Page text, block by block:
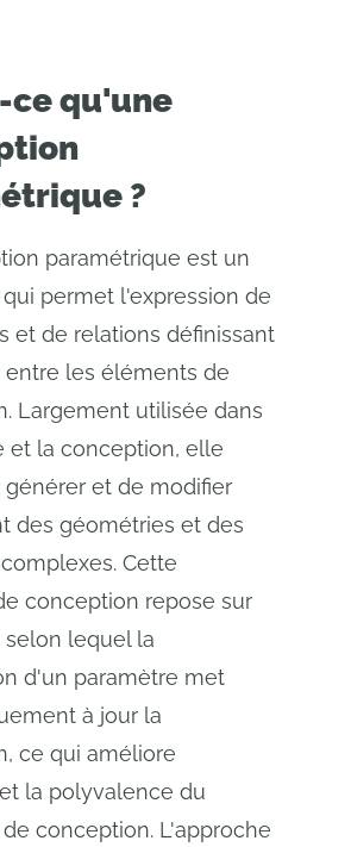
ce qu'une
?
paramétrique est un
permet l'expression de
et de relations définissant
entre les éléments de
Largement utilisée dans
et la conception, elle
et de modifier
des géométries et des
Cette
conception repose sur
selon lequel la
d'un paramètre met
à jour la
ce qui améliore
la polyvalence du
conception. L'approche